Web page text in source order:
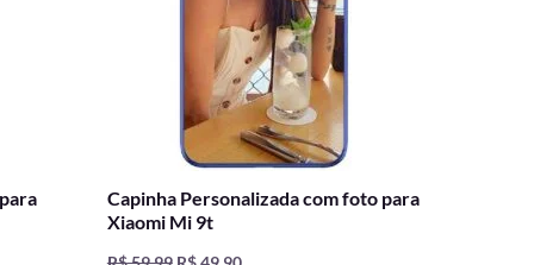
Capinha Personalizada com foto para
Xiaomi Mi 9t